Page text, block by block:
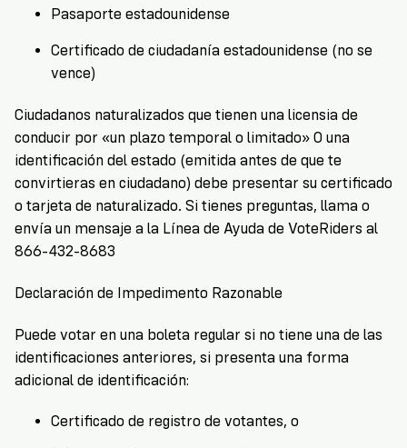
Pasaporte estadounidense
Certificado de ciudadanía estadounidense (no se
vence)
Ciudadanos naturalizados que tienen una licensia de
conducir por «un plazo temporal o limitado» O una
identificación del estado (emitida antes de que te
convirtieras en ciudadano) debe presentar su certificado
o tarjeta de naturalizado. Si tienes preguntas, llama o
envía un mensaje a la Línea de Ayuda de VoteRiders al
866-432-8683
Declaración de Impedimento Razonable
Puede votar en una boleta regular si no tiene una de las
identificaciones anteriores, si presenta una forma
adicional de identificación:
Certificado de registro de votantes, o